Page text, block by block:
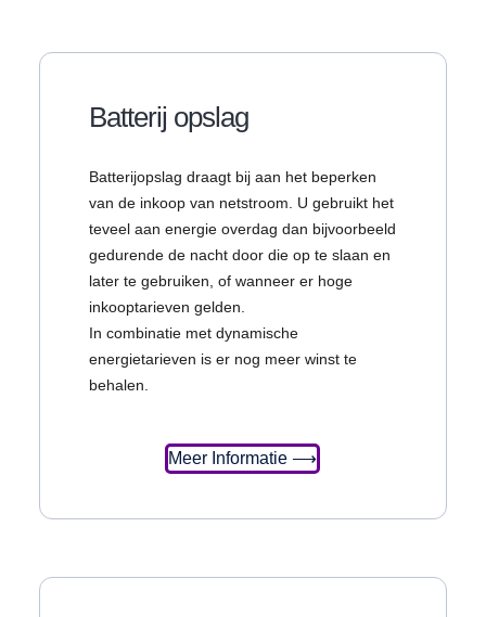
Batterij opslag
Batterijopslag draagt bij aan het beperken
van de inkoop van netstroom. U gebruikt het
teveel aan energie overdag dan bijvoorbeeld
gedurende de nacht door die op te slaan en
later te gebruiken, of wanneer er hoge
inkooptarieven gelden.
In combinatie met dynamische
energietarieven is er nog meer winst te
behalen.
Meer Informatie ⟶